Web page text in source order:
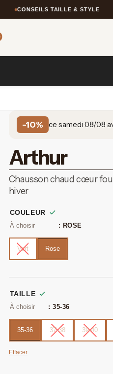
CONSEILS TAILLE & STYLE
-10% ce samedi 08/08
Arthur
Chausson chaud cœur
hiver
COULEUR
: ROSE
Vert Rose
TAILLE
: 35-36
35-36 37-38 39-40
Effacer